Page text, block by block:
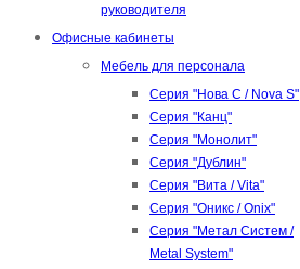
руководителя
Офисные кабинеты
Мебель для персонала
Серия "Нова С / Nova S"
Серия "Канц"
Серия "Монолит"
Серия "Дублин"
Серия "Вита / Vita"
Серия "Оникс / Onix"
Серия "Метал Систем /
Metal System"